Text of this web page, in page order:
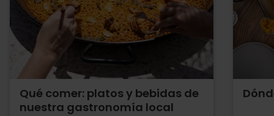
Qué comer: platos y bebidas de
nuestra gastronomía local